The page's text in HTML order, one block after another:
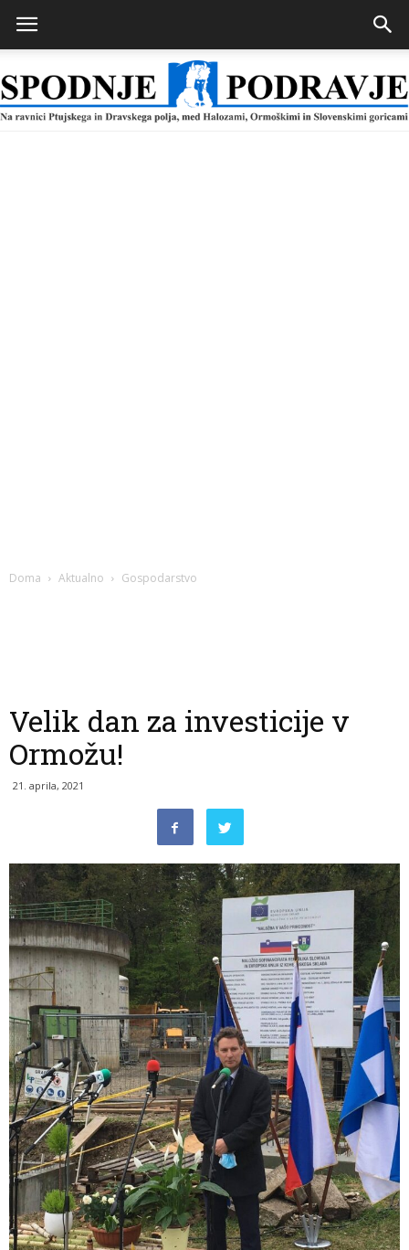
Doma Aktualno Gospodarstvo
Velik dan za investicije v
Ormožu!
21. aprila, 2021